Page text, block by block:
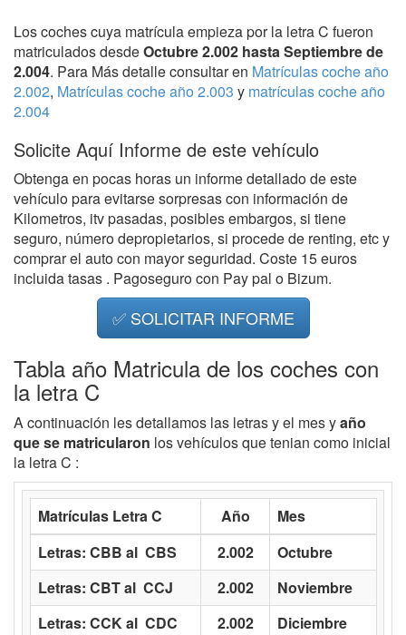
Los coches cuya matrícula empieza por la letra C fueron
matriculados desdeOctubre 2.002 hasta Septiembre de
2.004. Para Más detalle consultar en Matrículas coche año
2.002, Matrículas coche año 2.003 y matrículas coche año
2.004
Solicite Aquí Informe de este vehículo
Obtenga en pocas horas un informe detallado de este
vehículo para evitarse sorpresas con información de
Kilometros, itv pasadas, posibles embargos, si tiene
seguro, número depropietarios, si procede de renting, etc y
comprar el auto con mayor seguridad. Coste 15 euros
incluida tasas . Pagoseguro con Pay pal o Bizum.
✅ SOLICITAR INFORME
Tabla año Matricula de los coches con
la letra C
A continuación les detallamos las letras y el mes yaño
que se matricularon los vehículos que tenian como inicial
la letra C :
Matrículas Letra C Año
Mes
Letras: CBB al CBS
2.002
Octubre
Letras: CBT al CCJ
2.002
Noviembre
Letras: CCK al CDC
2.002
Diciembre